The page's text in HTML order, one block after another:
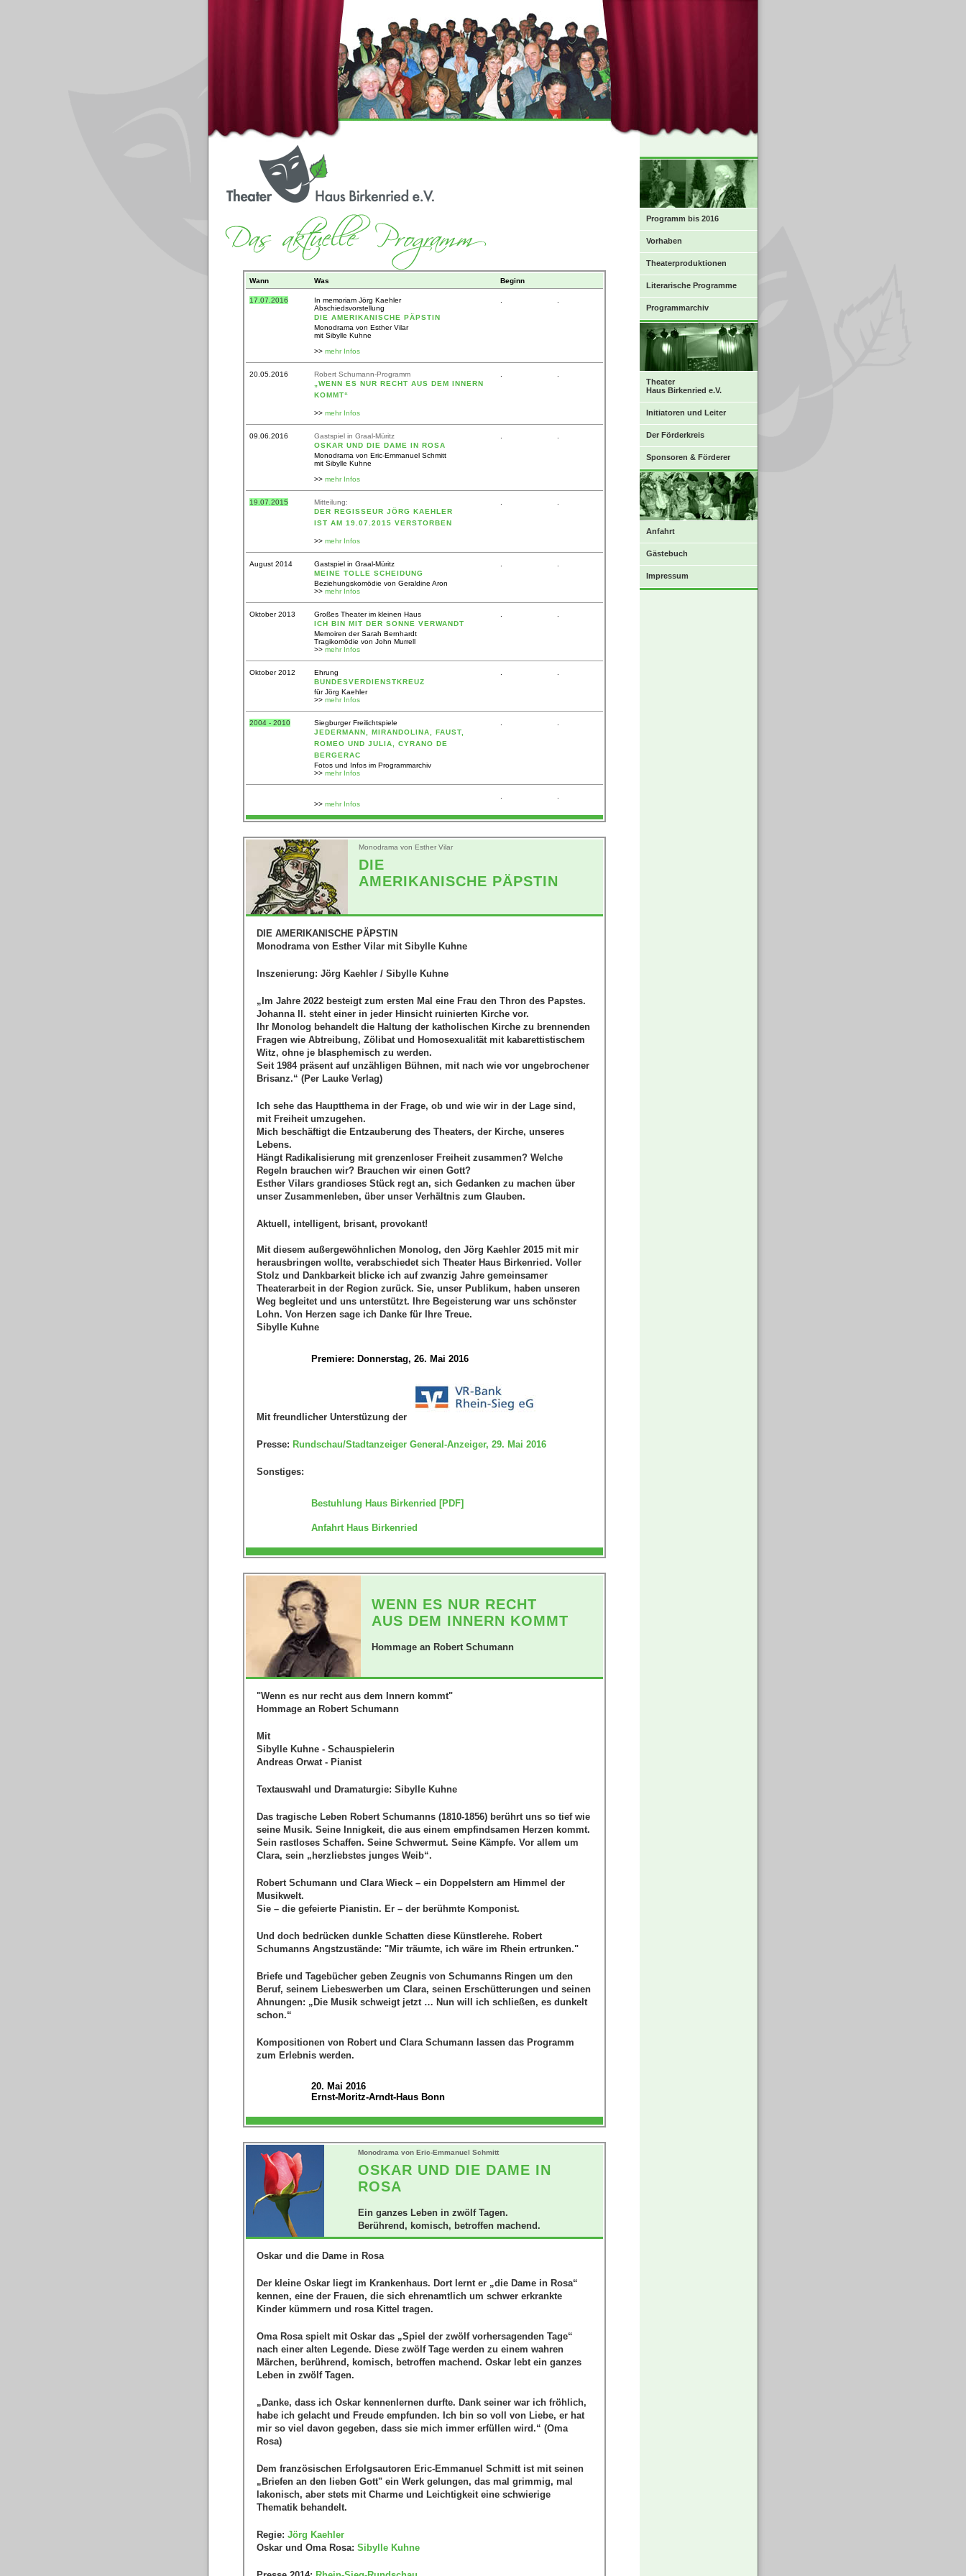
Programm bis 2016
Vorhaben
Theaterproduktionen
Literarische Programme
Programmarchiv
Theater
Haus Birkenried e.V.
Initiatoren und Leiter
Der Förderkreis
Sponsoren & Förderer
Anfahrt
Gästebuch
Impressum
Wann Was Beginn
17.07.2016
In memoriam Jörg Kaehler
Abschiedsvorstellung
DIE AMERIKANISCHE PÄPSTIN
Monodrama von Esther Vilar
mit Sibylle Kuhne
>> mehr Infos
20.05.2016
Robert Schumann-Programm
„WENN ES NUR RECHT AUS DEM INNERN
KOMMT“
>> mehr Infos
09.06.2016
Gastspiel in Graal-Müritz
OSKAR UND DIE DAME IN ROSA
Monodrama von Eric-Emmanuel Schmitt
mit Sibylle Kuhne
>> mehr Infos
19.07.2015
Mitteilung:
DER REGISSEUR JÖRG KAEHLER
IST AM 19.07.2015 VERSTORBEN
>> mehr Infos
August 2014
Gastspiel in Graal-Müritz
MEINE TOLLE SCHEIDUNG
Beziehungskomödie von Geraldine Aron
>> mehr Infos
Oktober 2013
Großes Theater im kleinen Haus
ICH BIN MIT DER SONNE VERWANDT
Memoiren der Sarah Bernhardt
Tragikomödie von John Murrell
>> mehr Infos
Oktober 2012
Ehrung
BUNDESVERDIENSTKREUZ
für Jörg Kaehler
>> mehr Infos
2004 - 2010
Siegburger Freilichtspiele
JEDERMANN, MIRANDOLINA, FAUST,
ROMEO UND JULIA, CYRANO DE
BERGERAC
Fotos und Infos im Programmarchiv
>> mehr Infos
>> mehr Infos
Monodrama von Esther Vilar
DIE
AMERIKANISCHE PÄPSTIN
DIE AMERIKANISCHE PÄPSTIN
Monodrama von Esther Vilar mit Sibylle Kuhne
Inszenierung: Jörg Kaehler / Sibylle Kuhne
„Im Jahre 2022 besteigt zum ersten Mal eine Frau den Thron des Papstes.
Johanna II. steht einer in jeder Hinsicht ruinierten Kirche vor.
Ihr Monolog behandelt die Haltung der katholischen Kirche zu brennenden
Fragen wie Abtreibung, Zölibat und Homosexualität mit kabarettistischem
Witz, ohne je blasphemisch zu werden.
Seit 1984 präsent auf unzähligen Bühnen, mit nach wie vor ungebrochener
Brisanz.“ (Per Lauke Verlag)
Ich sehe das Hauptthema in der Frage, ob und wie wir in der Lage sind,
mit Freiheit umzugehen.
Mich beschäftigt die Entzauberung des Theaters, der Kirche, unseres
Lebens.
Hängt Radikalisierung mit grenzenloser Freiheit zusammen? Welche
Regeln brauchen wir? Brauchen wir einen Gott?
Esther Vilars grandioses Stück regt an, sich Gedanken zu machen über
unser Zusammenleben, über unser Verhältnis zum Glauben.
Aktuell, intelligent, brisant, provokant!
Mit diesem außergewöhnlichen Monolog, den Jörg Kaehler 2015 mit mir
herausbringen wollte, verabschiedet sich Theater Haus Birkenried. Voller
Stolz und Dankbarkeit blicke ich auf zwanzig Jahre gemeinsamer
Theaterarbeit in der Region zurück. Sie, unser Publikum, haben unseren
Weg begleitet und uns unterstützt. Ihre Begeisterung war uns schönster
Lohn. Von Herzen sage ich Danke für Ihre Treue.
Sibylle Kuhne
Premiere: Donnerstag, 26. Mai 2016
Mit freundlicher Unterstüzung der
Presse: Rundschau/Stadtanzeiger General-Anzeiger, 29. Mai 2016
Sonstiges:
Bestuhlung Haus Birkenried [PDF]
Anfahrt Haus Birkenried
WENN ES NUR RECHT
AUS DEM INNERN KOMMT
Hommage an Robert Schumann
"Wenn es nur recht aus dem Innern kommt"
Hommage an Robert Schumann
Mit
Sibylle Kuhne - Schauspielerin
Andreas Orwat - Pianist
Textauswahl und Dramaturgie: Sibylle Kuhne
Das tragische Leben Robert Schumanns (1810-1856) berührt uns so tief wie
seine Musik. Seine Innigkeit, die aus einem empfindsamen Herzen kommt.
Sein rastloses Schaffen. Seine Schwermut. Seine Kämpfe. Vor allem um
Clara, sein „herzliebstes junges Weib“.
Robert Schumann und Clara Wieck – ein Doppelstern am Himmel der
Musikwelt.
Sie – die gefeierte Pianistin. Er – der berühmte Komponist.
Und doch bedrücken dunkle Schatten diese Künstlerehe. Robert
Schumanns Angstzustände: "Mir träumte, ich wäre im Rhein ertrunken."
Briefe und Tagebücher geben Zeugnis von Schumanns Ringen um den
Beruf, seinem Liebeswerben um Clara, seinen Erschütterungen und seinen
Ahnungen: „Die Musik schweigt jetzt … Nun will ich schließen, es dunkelt
schon.“
Kompositionen von Robert und Clara Schumann lassen das Programm
zum Erlebnis werden.
20. Mai 2016
Ernst-Moritz-Arndt-Haus Bonn
Monodrama von Eric-Emmanuel Schmitt
OSKAR UND DIE DAME IN
ROSA
Ein ganzes Leben in zwölf Tagen.
Berührend, komisch, betroffen machend.
Oskar und die Dame in Rosa
Der kleine Oskar liegt im Krankenhaus. Dort lernt er „die Dame in Rosa“
kennen, eine der Frauen, die sich ehrenamtlich um schwer erkrankte
Kinder kümmern und rosa Kittel tragen.
Oma Rosa spielt mit Oskar das „Spiel der zwölf vorhersagenden Tage“
nach einer alten Legende. Diese zwölf Tage werden zu einem wahren
Märchen, berührend, komisch, betroffen machend. Oskar lebt ein ganzes
Leben in zwölf Tagen.
„Danke, dass ich Oskar kennenlernen durfte. Dank seiner war ich fröhlich,
habe ich gelacht und Freude empfunden. Ich bin so voll von Liebe, er hat
mir so viel davon gegeben, dass sie mich immer erfüllen wird.“ (Oma
Rosa)
Dem französischen Erfolgsautoren Eric-Emmanuel Schmitt ist mit seinen
„Briefen an den lieben Gott" ein Werk gelungen, das mal grimmig, mal
lakonisch, aber stets mit Charme und Leichtigkeit eine schwierige
Thematik behandelt.
Regie: Jörg Kaehler
Oskar und Oma Rosa: Sibylle Kuhne